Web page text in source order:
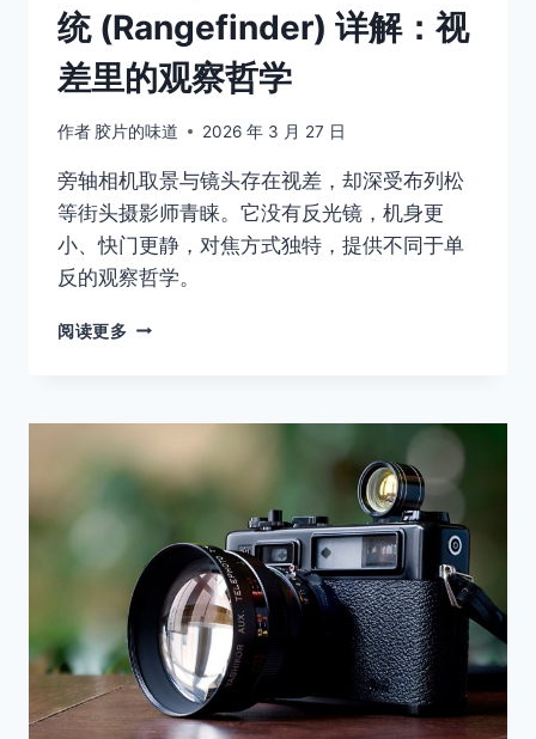
统 (Rangefinder) 详解：视
差里的观察哲学
作者 胶片的味道 2026 年 3 月 27 日
旁轴相机取景与镜头存在视差，却深受布列松
等街头摄影师青睐。它没有反光镜，机身更
小、快门更静，对焦方式独特，提供不同于单
反的观察哲学。
阅读更多 胶
入
指
系
统
(RANGEFINDER)
详
解：
视
差